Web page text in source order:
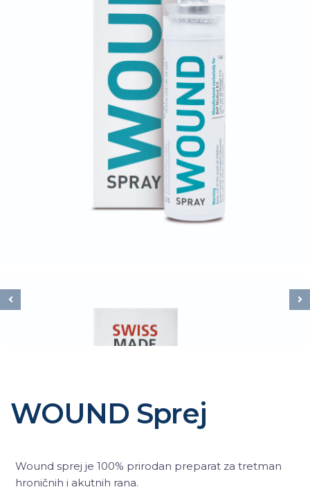
WOUND Sprej
Wound sprej je 100% prirodan preparat za tretman
hroničnih i akutnih rana.